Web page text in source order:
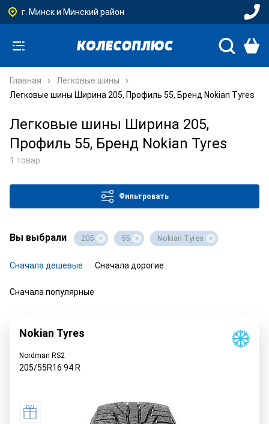
г. Минск и Минский район
Главная
Легковые шины
Легковые шины Ширина 205, Профиль 55, Бренд Nokian Tyres
Легковые шины Ширина 205,
Профиль 55, Бренд Nokian Tyres
1 товар
Фильтровать
Вы выбрали 205 55 Nokian Tyres
Сначала дешевые Сначала дорогие
Сначала популярные
Nokian Tyres
Nordman RS2
205/55R16 94 R